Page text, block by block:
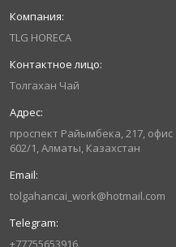
TLG HORECA
Толгахан Чай
проспект Райымбека, 217, офис
602/1, Алматы, Казахстан
tolgahancai_work@hotmail.com
+77755653916